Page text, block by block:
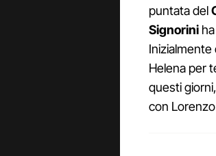
puntata del
Signorini
Helena per
questi
con